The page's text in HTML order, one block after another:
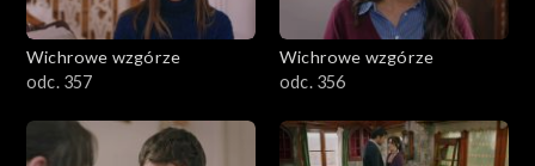
Wichrowe wzgórze
odc. 357
Wichrowe wzgórze
odc. 356